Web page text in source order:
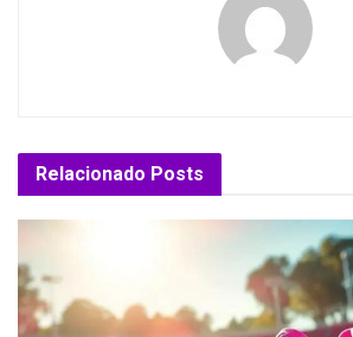
Relacionado Posts